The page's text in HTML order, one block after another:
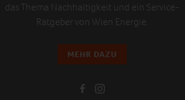
das Thema Nachhaltigkeit und ein Service-
Ratgeber von Wien Energie.
MEHR DAZU